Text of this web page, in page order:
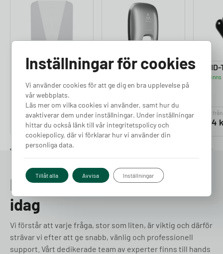
Easee Charge
Finns i lager
Pris från
570kr
Charge Amps Luna
Finns i lager
Pris från
1 190kr
Pris från
334
Prata med en expert redan
idag
Vi förstår att varje fråga, stor som liten, är viktig och därför
strävar vi efter att ge snabb, vänlig och professionell
support. Vårt dedikerade team av experter finns till hands
Inställningar för cookies
Vi använder cookies för att ge dig en bra upplevelse på
vår webbplats.
Läs mer om vilka cookies vi använder, samt hur du
avaktiverar dem under inställningar. Under inställningar
hittar du också länk till vår integritetspolicy och
cookiepolicy, där vi förklarar hur vi använder din
personliga data.
Tillåt alla Avvisa Inställningar